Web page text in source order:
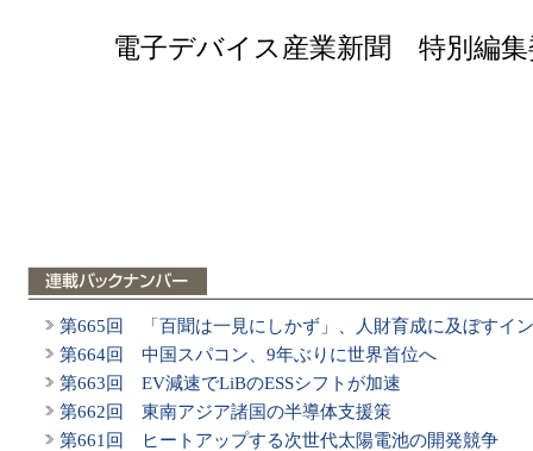
電子デバイス産業新聞 特別編
第665回 「百聞は一見にしかず」、人財育成に及ぼすイ
第664回 中国スパコン、9年ぶりに世界首位へ
第663回 EV減速でLiBのESSシフトが加速
第662回 東南アジア諸国の半導体支援策
第661回 ヒートアップする次世代太陽電池の開発競争